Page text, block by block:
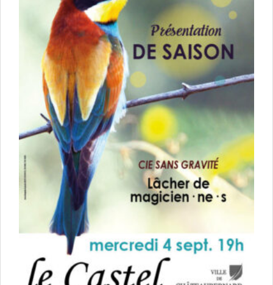
Toutes les actualités
Vie quotidienne
Enfance et jeunesse
Crèche
Relais Assistantes Maternelles
Écoles
Garderies
Restauration scolaire
Centres de loisirs
Solidarité
Services à domicile
Jardins familiaux
La Récré du Jeudi
Résidence sénior
Règlementation accessibilité
La M.D.P.H.
Aménagements en accessibilité
Associations d’aide aux handicapés
Vie pratique